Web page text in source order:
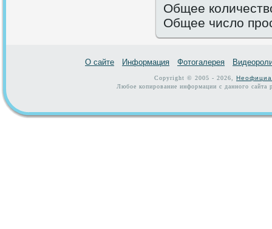
Общее
Общее число
О сайте Информация Фотогалерея
Copyright © 2005 - 2026,
Любое копирование информации с данного сайта